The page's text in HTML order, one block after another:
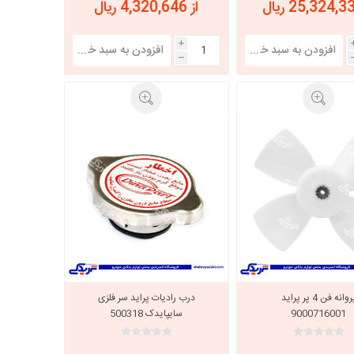
از 4,320,646 ریال
i
h
پروانه فن 4 پر پراید
9000716001
درب رادیات پراید سر فلزی
سایپایدک 500318